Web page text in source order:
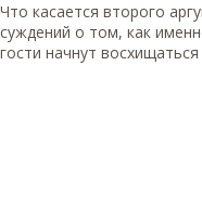
Что касается второго
суждений о том, как
гости начнут